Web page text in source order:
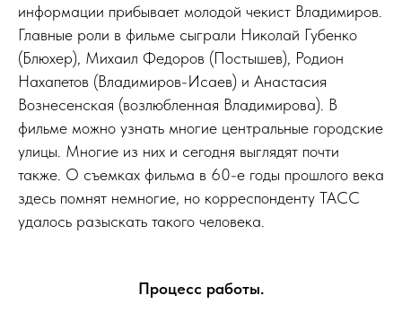
информации прибывает молодой чекист Владимиров.
Главные роли в фильме сыграли Николай Губенко
(Блюхер), Михаил Федоров (Постышев), Родион
Нахапетов (Владимиров-Исаев) и Анастасия
Вознесенская (возлюбленная Владимирова). В
фильме можно узнать многие центральные городские
улицы. Многие из них и сегодня выглядят почти
также. О съемках фильма в 60-е годы прошлого века
здесь помнят немногие, но корреспонденту ТАСС
удалось разыскать такого человека.
Процесс работы.